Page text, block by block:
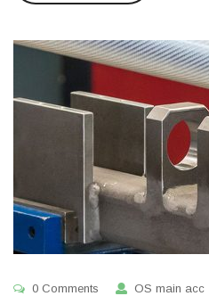
0 Comments OS main acc